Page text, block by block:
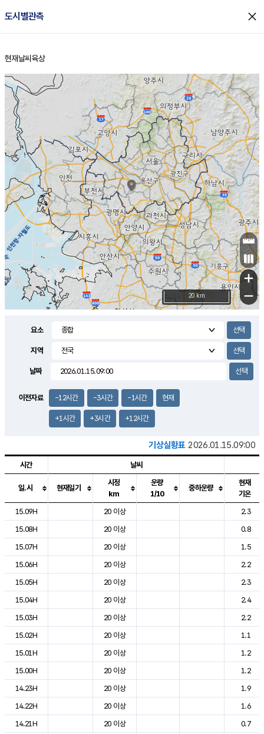
도시별관측 close
홈
현재날씨 육상
+
−
20 km
요소
지역
날짜
이전자료 -12시간 -3시간 -1시간 현재
+1시간 +3시간 +12시간
기상실황표 2026.01.15.09:00
도시별 기상실황표로 지점, 날씨, 기온, 강수, 바람, 기압등을 안내한 표입
시간 날씨
일.시 현재일기
시정
km
운량
1/10
중하운량
현재
기온
15.09H
20 이상
2.3
15.08H
20 이상
0.8
15.07H
20 이상
1.5
15.06H
20 이상
2.2
15.05H
20 이상
2.3
15.04H
20 이상
2.4
15.03H
20 이상
2.2
15.02H
20 이상
1.1
15.01H
20 이상
1.2
15.00H
20 이상
1.2
14.23H
20 이상
1.9
14.22H
20 이상
1.6
14.21H
20 이상
0.7